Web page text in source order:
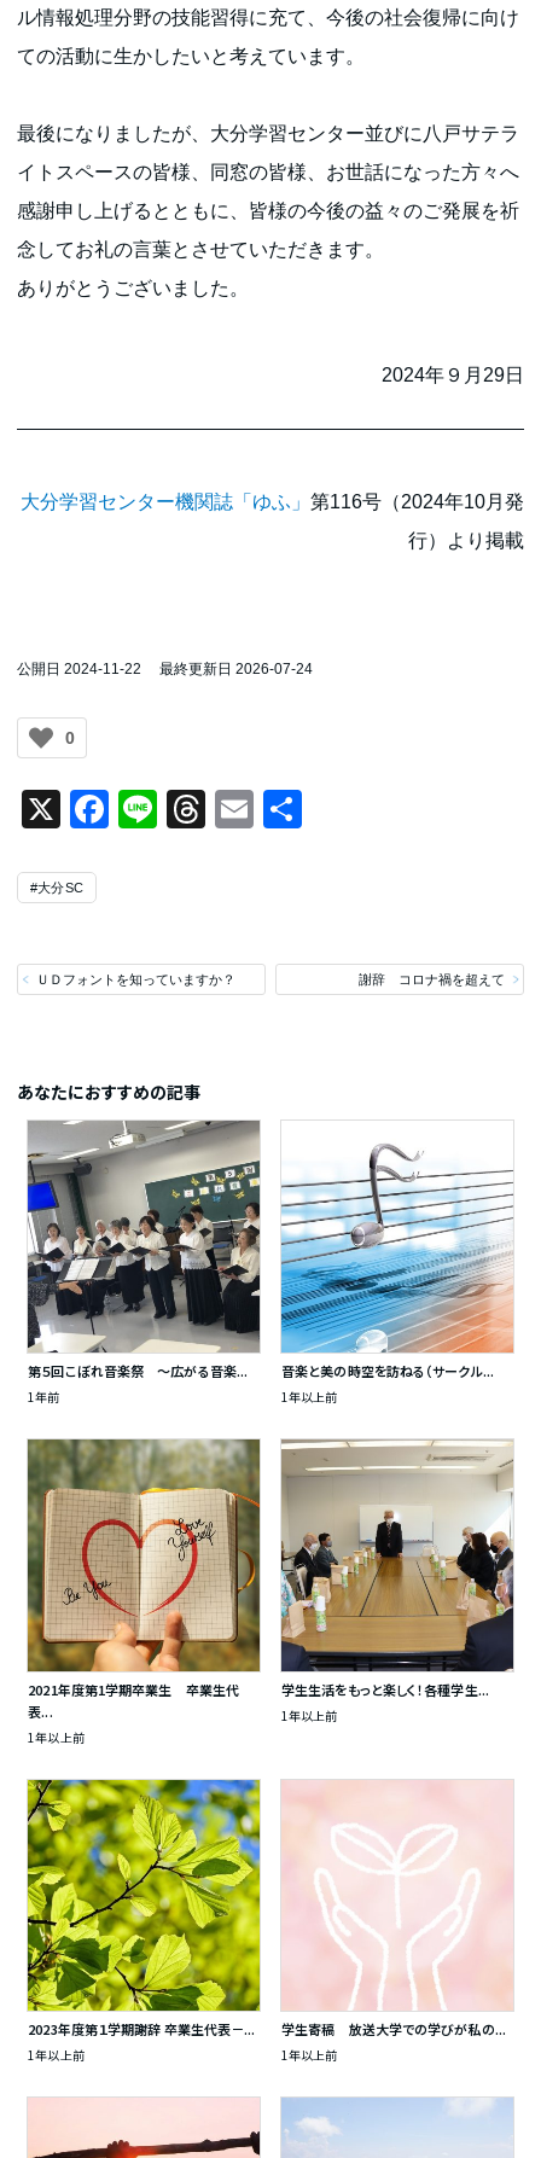
ル情報処理分野の技能習得に充て、今後の社会復帰に向け
ての活動に生かしたいと考えています。
最後になりましたが、大分学習センター並びに八戸サテラ
イトスペースの皆様、同窓の皆様、お世話になった方々へ
感謝申し上げるとともに、皆様の今後の益々のご発展を祈
念してお礼の言葉とさせていただきます。
ありがとうございました。
2024年９月29日
大分学習センター機関誌「ゆふ」 第116号（2024年10月発
行）より掲載
公開日 2024-11-22 最終更新日 2026-07-24
0
X Facebook
LineThreads
Email
#大分SC
ＵＤフォントを知っていますか？ 謝辞 コロナ禍を超えて
あなたにおすすめの記事
第５回こぼれ音楽祭 ～広がる音楽...
1年前
音楽と美の時空を訪ねる（サークル...
1年以上前
2021年度第1学期卒業生 卒業生代
表...
1年以上前
学生生活をもっと楽しく！各種学生...
1年以上前
2023年度第１学期謝辞 卒業生代表－...
1年以上前
学生寄稿 放送大学での学びが私の...
1年以上前